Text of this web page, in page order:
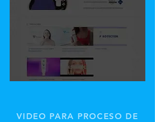
VIDEO PARA PROCESO DE